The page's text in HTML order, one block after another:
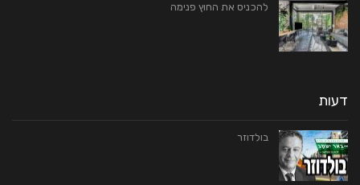
להכניס את החוץ פנימה
דעות
בולדוזר